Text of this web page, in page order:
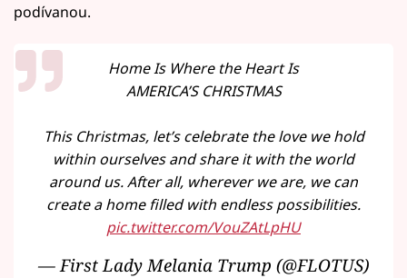
podívanou.
Home Is Where the Heart Is
AMERICA’S CHRISTMAS
This Christmas, let’s celebrate the love we hold
within ourselves and share it with the world
around us. After all, wherever we are, we can
create a home filled with endless possibilities.
pic.twitter.com/VouZAtLpHU
— First Lady Melania Trump (@FLOTUS)